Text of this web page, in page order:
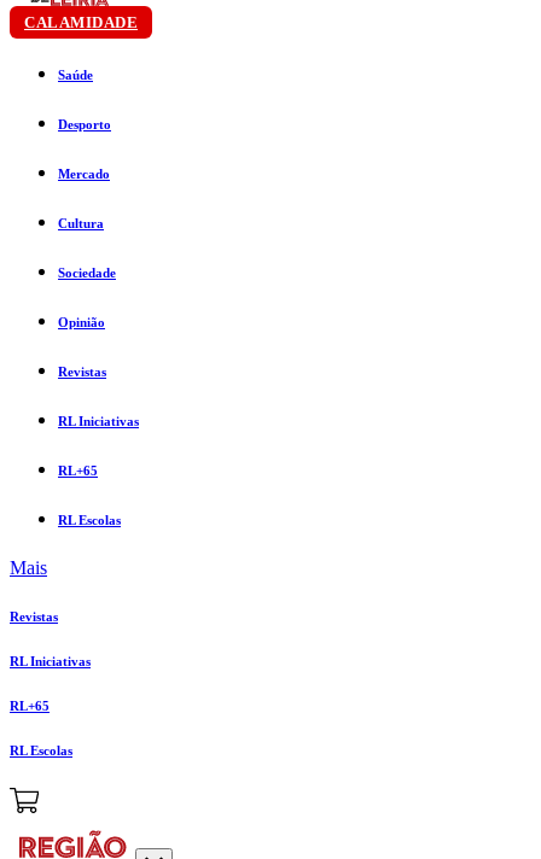
CALAMIDADE
Saúde
Desporto
Mercado
Cultura
Sociedade
Opinião
Revistas
RL Iniciativas
RL+65
RL Escolas
Mais
Revistas
RL Iniciativas
RL+65
RL Escolas